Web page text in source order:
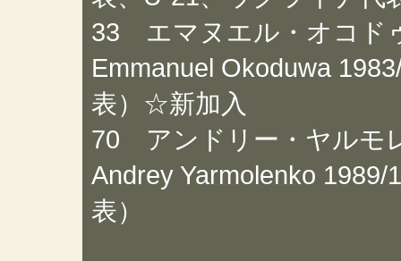
33 エマヌエル・オコド
Emmanuel Okoduwa
表）☆新加入
70 アンドリー・ヤルモ
Andrey Yarmolenko
表）